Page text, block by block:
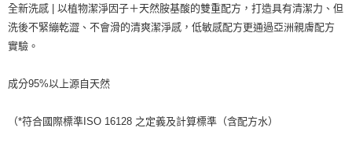
全新洗感 | 以植物潔淨因子＋天然胺基酸的雙重配方，打造具有清潔力、但
洗後不緊繃乾澀、不會滑的清爽潔淨感，低敏感配方更通過亞洲親膚配方
實驗。
成分95%以上源自天然
（*符合國際標準ISO 16128 之定義及計算標準（含配方水）